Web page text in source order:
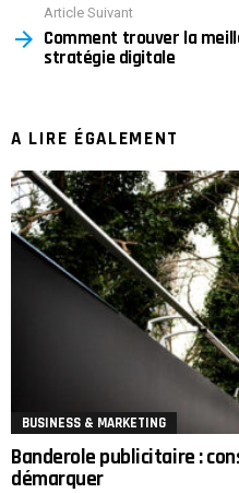
Article Suivant
Comment trouver la
stratégie digitale
A LIRE ÉGALEMENT
BUSINESS & MARKETING
Banderole publicitaire :
démarquer